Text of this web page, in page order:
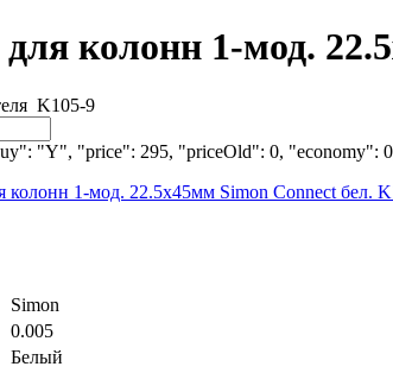
колонн 1-мод.
K105-9
"Y", "price": 295, "priceOld": 0, "economy":
Simon
0.005
Белый